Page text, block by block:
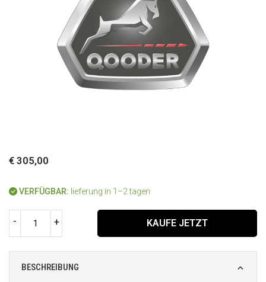
€ 305,00
VERFÜGBAR: lieferung in 1–2 tagen
- + KAUFE JETZT
BESCHREIBUNG